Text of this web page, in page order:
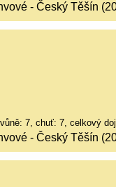
- Český Těšín
7, chuť: 7, celkový
- Český Těšín